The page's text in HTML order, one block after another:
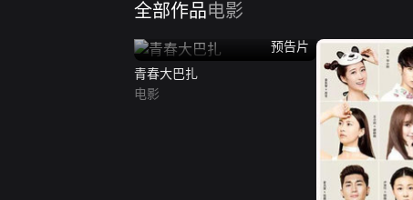
全部作品电影
预告片
青春大巴扎
电影